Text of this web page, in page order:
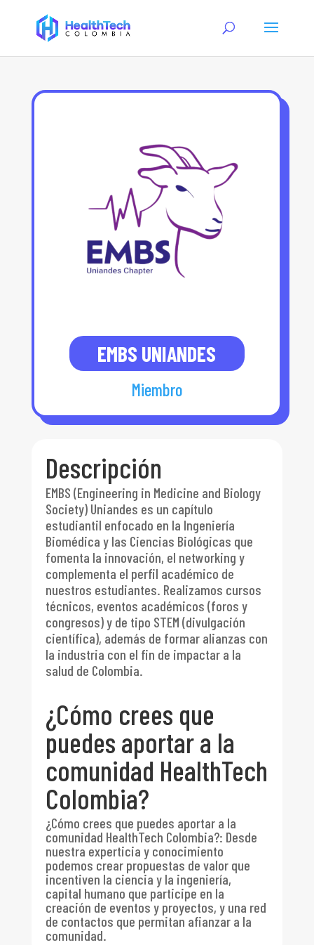
EMBS UNIANDES
Miembro
Descripción
EMBS (Engineering in Medicine and Biology
Society) Uniandes es un capítulo
estudiantil enfocado en la Ingeniería
Biomédica y las Ciencias Biológicas que
fomenta la innovación, el networking y
complementa el perfil académico de
nuestros estudiantes. Realizamos cursos
técnicos, eventos académicos (foros y
congresos) y de tipo STEM (divulgación
científica), además de formar alianzas con
la industria con el fin de impactar a la
salud de Colombia.
¿Cómo crees que
puedes aportar a la
comunidad HealthTech
Colombia?
¿Cómo crees que puedes aportar a la
comunidad HealthTech Colombia?: Desde
nuestra experticia y conocimiento
podemos crear propuestas de valor que
incentiven la ciencia y la ingeniería,
capital humano que participe en la
creación de eventos y proyectos, y una red
de contactos que permitan afianzar a la
comunidad.